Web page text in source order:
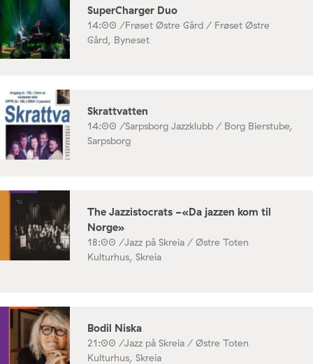
SuperCharger Duo
14:00 /Frøset Østre Gård / Frøset Østre
Gård, Byneset
Skrattvatten
14:00 /Sarpsborg Jazzklubb / Borg Bierstube,
Sarpsborg
The Jazzistocrats -«Da jazzen kom til
Norge»
18:00 /Jazz på Skreia / Østre Toten
Kulturhus, Skreia
Bodil Niska
21:00 /Jazz på Skreia / Østre Toten
Kulturhus, Skreia